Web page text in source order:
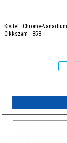
Kivitel : Chrome-Vanadium
Cikkszám : 858